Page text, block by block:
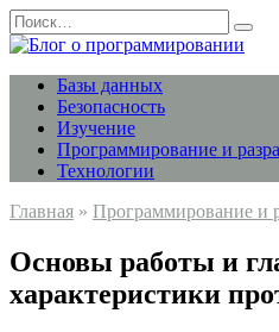
Перейти
к
содержанию
Search
for:
Базы данных
Безопасность
Изучение
Программирование и
Технологии
Главная » Программирование и
Основы работы и
характеристики